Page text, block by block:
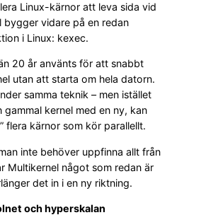
Linux-kärnor att leva sida vid
bygger vidare på en redan
i Linux: kexec.
20 år använts för att snabbt
utan att starta om hela datorn.
samma teknik – men istället
kernel med en ny, kan
flera kärnor som kör parallellt.
inte behöver uppfinna allt från
Multikernel något som redan är
det in i en ny riktning.
och hyperskalan